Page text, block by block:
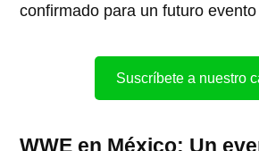
confirmado para un futuro
Suscríbete a nuestro
WWE en México: Un